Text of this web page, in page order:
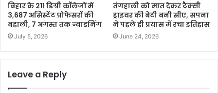
बिहार के 211 डिग्री कॉलेजों में
3,687 असिस्टेंट प्रोफेसरों की
बहाली, 7 अगस्त तक ज्वाइनिंग
July 5, 2026
तंगहाली को मात देकर टैक्सी
ड्राइवर की बेटी बनी सीए, सपना
ने पहले ही प्रयास में रचा इतिहास
June 24, 2026
Leave a Reply